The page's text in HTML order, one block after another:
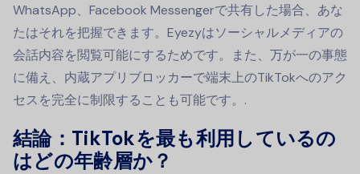
WhatsApp、Facebook Messengerで共有した場合、あな
たはそれを把握できます。Eyezyはソーシャルメディアの
会話内容を閲覧可能にするためです。また、万が一の事態
に備え、内蔵アプリブロッカーで端末上のTikTokへのアク
セスを完全に制限することも可能です。.
結論：TikTokを最も利用しているの
はどの年齢層か？